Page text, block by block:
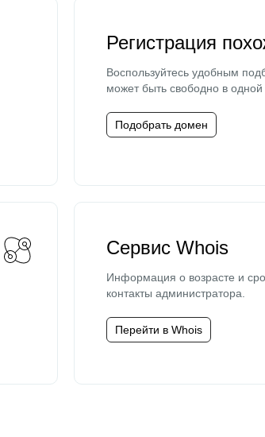
Регистрация
Воспользуйтесь удобным
может быть свободно в
Подобрать домен
Сервис Whois
Информация о возрасте и
контакты администратора.
Перейти в Whois